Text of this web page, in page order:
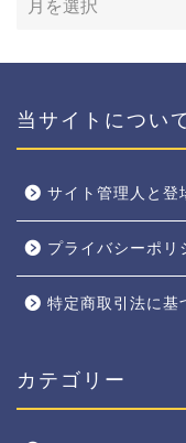
当サイトについ
サイト管理人と登
プライバシーポリ
特定商取引法に基
カテゴリー